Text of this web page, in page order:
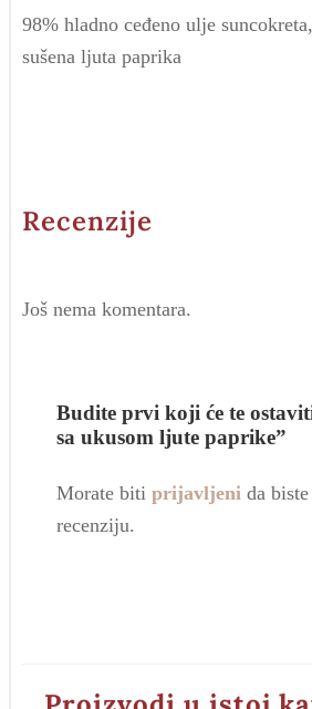
98% hladno ceđeno ulje
sušena ljuta paprika
Recenzije
Još nema komentara.
Budite prvi koji će te
sa ukusom ljute paprike”
Morate biti prijavljeni da
recenziju.